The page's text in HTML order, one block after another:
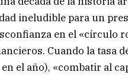
ineludible para un
en el «círculo
Cuando la tasa
el año), «combatir al